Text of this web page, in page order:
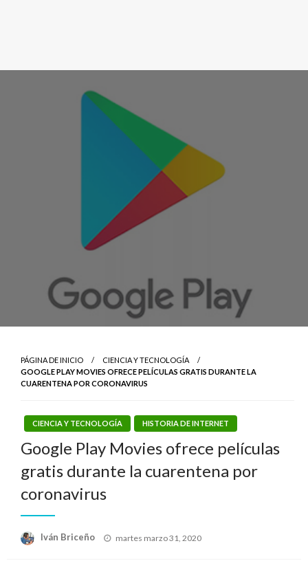
PÁGINA DE INICIO
CIENCIA Y TECNOLOGÍA
GOOGLE PLAY MOVIES OFRECE PELÍCULAS GRATIS DURANTE LA
CUARENTENA POR CORONAVIRUS
CIENCIA Y TECNOLOGÍA HISTORIA DE INTERNET
Google Play Movies ofrece películas
gratis durante la cuarentena por
coronavirus
Iván Briceño
Publicado
martes marzo 31, 2020